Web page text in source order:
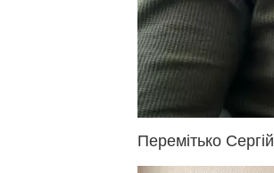
Перемітько Сергій